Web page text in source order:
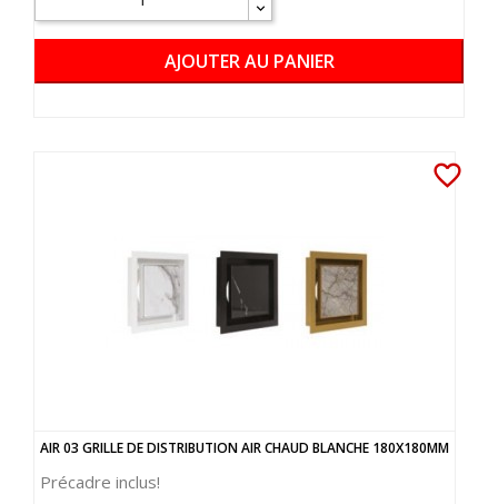
AJOUTER AU PANIER
favorite_border
AIR 03 GRILLE DE DISTRIBUTION AIR CHAUD BLANCHE 180X180MM
Précadre inclus!